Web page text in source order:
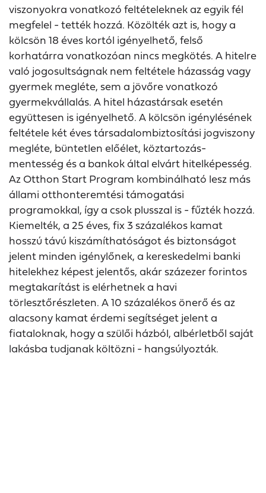
viszonyokra vonatkozó feltételeknek az egyik fél
megfelel - tették hozzá. Közölték azt is, hogy a
kölcsön 18 éves kortól igényelhető, felső
korhatárra vonatkozóan nincs megkötés. A hitelre
való jogosultságnak nem feltétele házasság vagy
gyermek megléte, sem a jövőre vonatkozó
gyermekvállalás. A hitel házastársak esetén
együttesen is igényelhető. A kölcsön igénylésének
feltétele két éves társadalombiztosítási jogviszony
megléte, büntetlen előélet, köztartozás-
mentesség és a bankok által elvárt hitelképesség.
Az Otthon Start Program kombinálható lesz más
állami otthonteremtési támogatási
programokkal, így a csok plusszal is - fűzték hozzá.
Kiemelték, a 25 éves, fix 3 százalékos kamat
hosszú távú kiszámíthatóságot és biztonságot
jelent minden igénylőnek, a kereskedelmi banki
hitelekhez képest jelentős, akár százezer forintos
megtakarítást is elérhetnek a havi
törlesztőrészleten. A 10 százalékos önerő és az
alacsony kamat érdemi segítséget jelent a
fiataloknak, hogy a szülői házból, albérletből saját
lakásba tudjanak költözni - hangsúlyozták.